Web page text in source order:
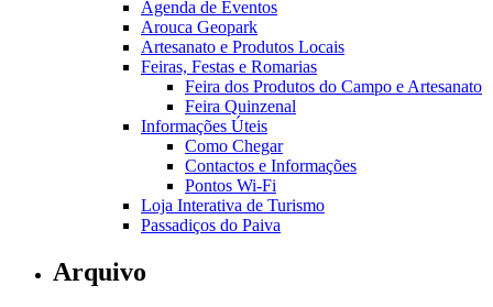
Agenda de Eventos
Arouca Geopark
Artesanato e Produtos Locais
Feiras, Festas e Romarias
Feira dos Produtos do Campo e Artesanato
Feira Quinzenal
Informações Úteis
Como Chegar
Contactos e Informações
Pontos Wi-Fi
Loja Interativa de Turismo
Passadiços do Paiva
Arquivo